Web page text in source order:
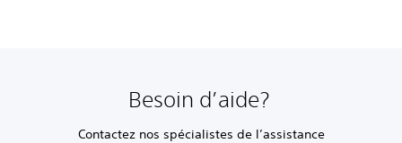
Besoin d’aide?
Contactez nos spécialistes de l’assistance